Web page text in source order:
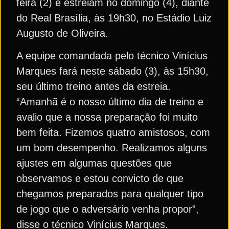
feira (2) e estreiam no domingo (4), diante
do Real Brasília, às 19h30, no Estádio Luiz
Augusto de Oliveira.
A equipe comandada pelo técnico Vinícius
Marques fará neste sábado (3), às 15h30,
seu último treino antes da estreia.
“Amanhã é o nosso último dia de treino e
avalio que a nossa preparação foi muito
bem feita. Fizemos quatro amistosos, com
um bom desempenho. Realizamos alguns
ajustes em algumas questões que
observamos e estou convicto de que
chegamos preparados para qualquer tipo
de jogo que o adversário venha propor”,
disse o técnico Vinícius Marques.